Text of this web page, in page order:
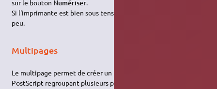
sur le bouton Numériser.
Si l'imprimante est bien sous tension, la copie en sortira sous
peu.
Multipages
Le multipage permet de créer un fichier de type PDF, TIFF ou
PostScript regroupant plusieurs pages numérisées.